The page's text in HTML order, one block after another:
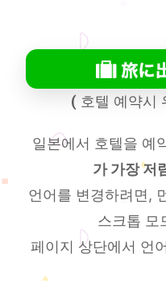
( 호텔 예약시
일본에서 호텔을 예
가 가장 저
언어를 변경하려면,
스크톱 모
페이지 상단에서 언